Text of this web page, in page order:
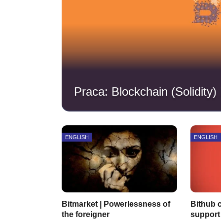
Praca: Blockchain
ENGLISH
Bitmarket | Powerlessness of
the foreigner
ENGLISH
Bithub